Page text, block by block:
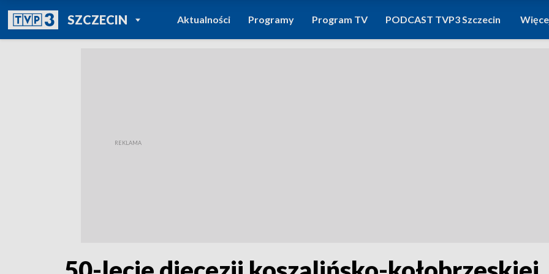
SZCZECINPOWRÓT DO
TVP REGIONY
Aktualności Programy Program TV PODCAST TVP3 Szczecin